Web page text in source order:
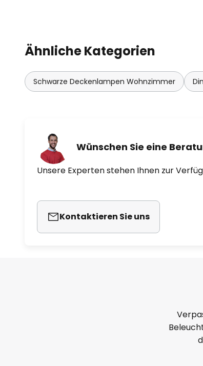
Ähnliche Kategorien
Schwarze Deckenlampen Wohnzimmer
Wünschen Sie eine
Unsere Experten stehen Ihnen zur
Kontaktieren Sie uns